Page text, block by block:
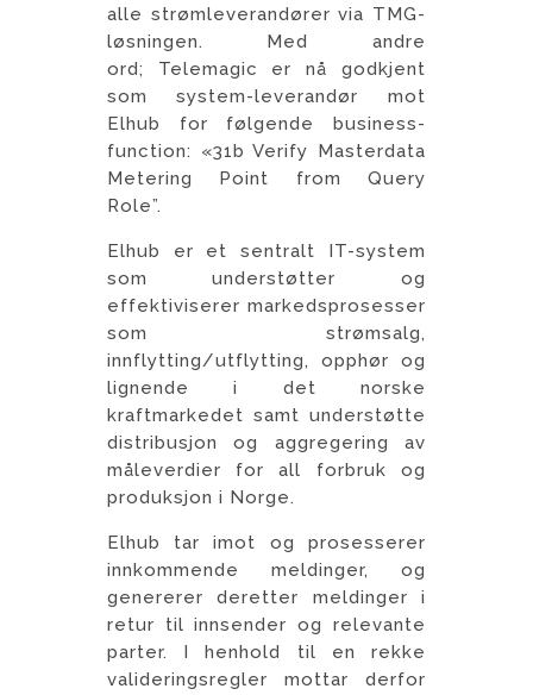
alle strømleverandører via TMG-
løsningen. Med andre
ord; Telemagic er nå godkjent
som system-leverandør mot
Elhub for følgende business-
function: «31b Verify Masterdata
Metering Point from Query
Role”.
Elhub er et sentralt IT-system
som understøtter og
effektiviserer markedsprosesser
som strømsalg,
innflytting/utflytting, opphør og
lignende i det norske
kraftmarkedet samt understøtte
distribusjon og aggregering av
måleverdier for all forbruk og
produksjon i Norge.
Elhub tar imot og prosesserer
innkommende meldinger, og
genererer deretter meldinger i
retur til innsender og relevante
parter. I henhold til en rekke
valideringsregler mottar derfor